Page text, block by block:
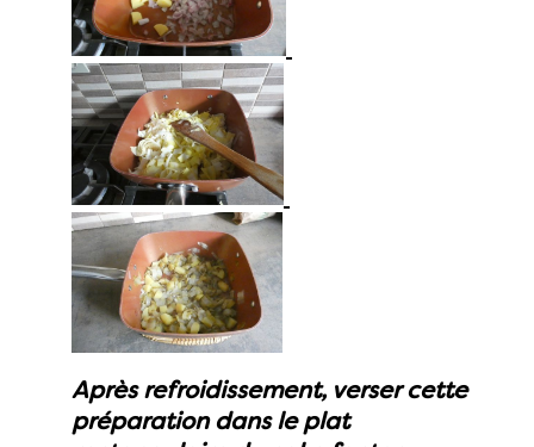
Après refroidissement, verser cette
préparation dans le plat